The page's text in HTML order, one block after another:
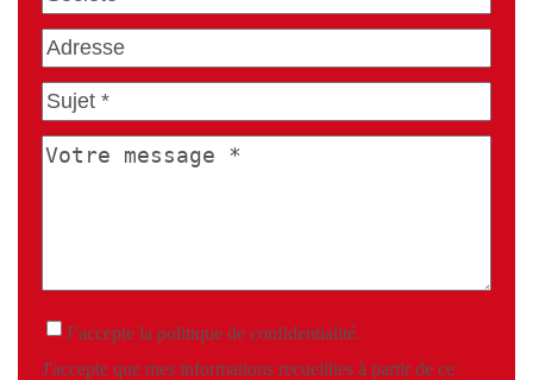
Adresse
Sujet
du
message(Nécessaire)
Votre
J’accepte la politique de confidentialité.
J'accepte que mes informations recueillies à partir de ce